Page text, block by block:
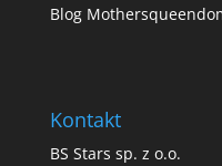
Blog
Kontakt
BS Stars sp. z o.o.